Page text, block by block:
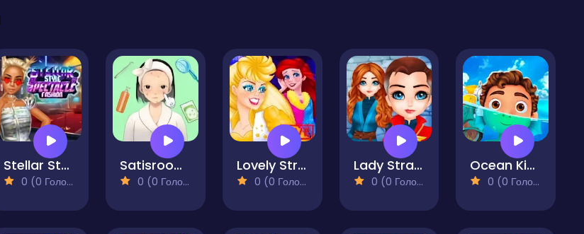
Stellar Style Spectacle Fashion
0 (0 Голосів)
Satisroom - Perfectly Organized
0 (0 Голосів)
Lovely Streamers
0 (0 Голосів)
Lady Strange and Ruby Witch
0 (0 Голосів)
Ocean Kids Back to School
0 (0 Голосів)